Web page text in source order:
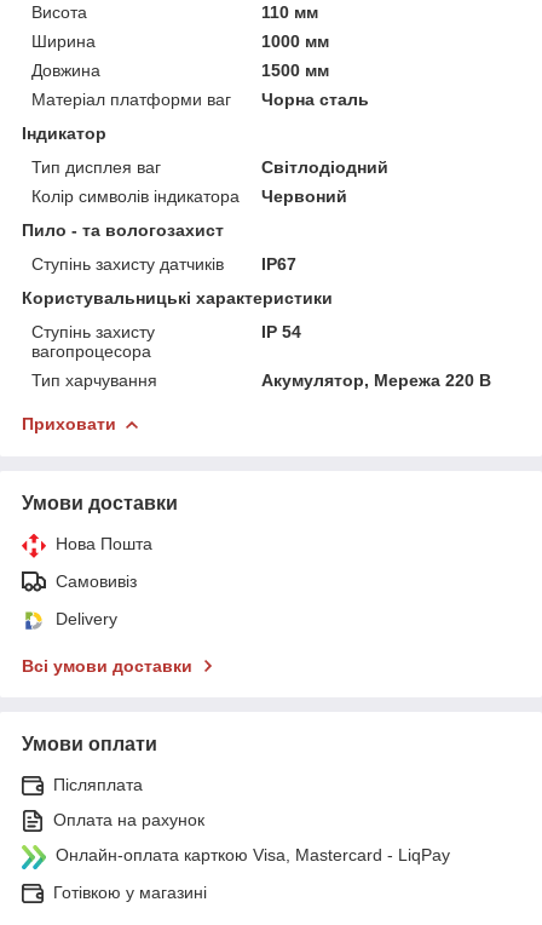
Висота
110 мм
Ширина
1000 мм
Довжина
1500 мм
Матеріал платформи ваг
Чорна сталь
Індикатор
Тип дисплея ваг
Світлодіодний
Колір символів індикатора
Червоний
Пило - та вологозахист
Ступінь захисту датчиків
IP67
Користувальницькі характеристики
Ступінь захисту
вагопроцесора
IP 54
Тип харчування Акумулятор, Мережа 220 В
Приховати
Умови доставки
Нова Пошта
Самовивіз
Delivery
Всі умови доставки
Умови оплати
Післяплата
Оплата на рахунок
Онлайн-оплата карткою Visa, Mastercard - LiqPay
Готівкою у магазині